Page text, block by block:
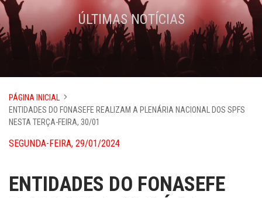
ÚLTIMAS NOTÍCIAS
PÁGINA INICIAL
ENTIDADES DO FONASEFE REALIZAM A PLENÁRIA NACIONAL DOS SPFS
NESTA TERÇA-FEIRA, 30/01
SEGUNDA-FEIRA, 29/01/2024
ENTIDADES DO FONASEFE